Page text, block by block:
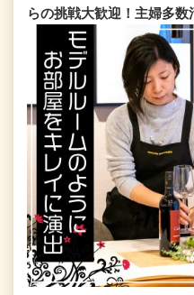
らの挑戦大歓迎！主婦多数